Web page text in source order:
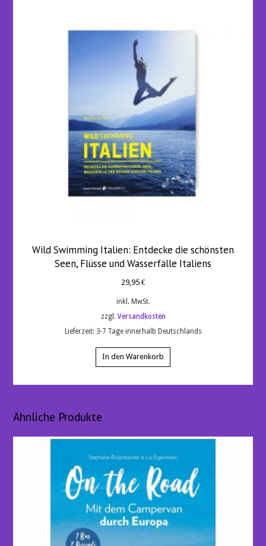
Wild Swimming Italien: Entdecke die schönsten
Seen, Flüsse und Wasserfälle Italiens
29,95 €
inkl. MwSt.
zzgl. Versandkosten
Lieferzeit: 3-7 Tage innerhalb Deutschlands
In den Warenkorb
Ähnliche Produkte